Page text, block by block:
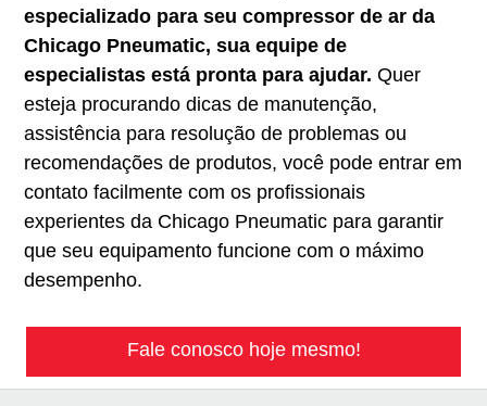
especializado para seu compressor de ar da
Chicago Pneumatic, sua equipe de
especialistas está pronta para ajudar. Quer
esteja procurando dicas de manutenção,
assistência para resolução de problemas ou
recomendações de produtos, você pode entrar em
contato facilmente com os profissionais
experientes da Chicago Pneumatic para garantir
que seu equipamento funcione com o máximo
desempenho.
Fale conosco hoje mesmo!